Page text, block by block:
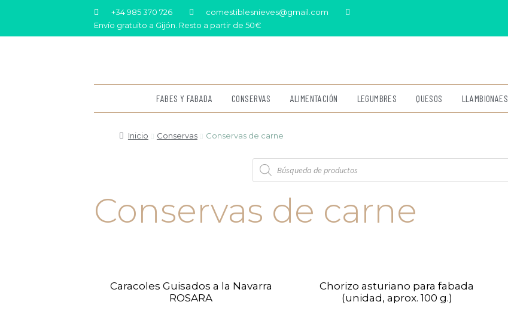
+34 985 370 726
comestiblesnieves@gmail.com
Envío gratuito a Gijón. Resto a partir de 50€
FABES Y FABADA CONSERVAS ALIMENTACIÓN LEGUMBRES QUESOS LLAMBIONAES
Inicio Conservas Conservas de carne
Conservas de carne
Caracoles Guisados a la Navarra
ROSARA
Chorizo asturiano para fabada
(unidad, aprox. 100 g.)